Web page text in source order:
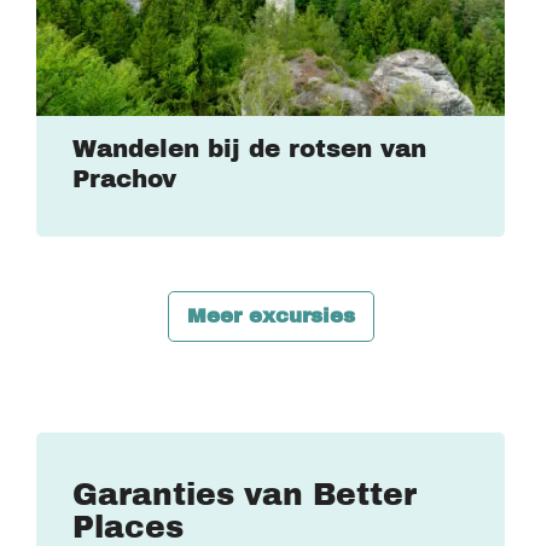
Wandelen bij de rotsen van
Prachov
Meer excursies
Garanties van Better
Places